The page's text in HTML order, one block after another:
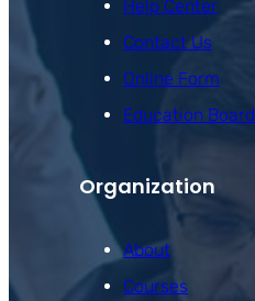
Help Center
Contact Us
Online Form
Education Board
Organization
About
Courses